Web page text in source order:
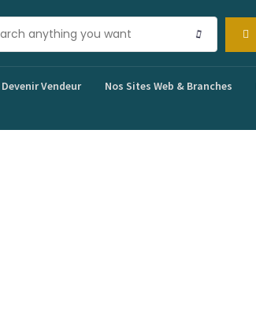
Devenir Vendeur Nos Sites Web & Branches